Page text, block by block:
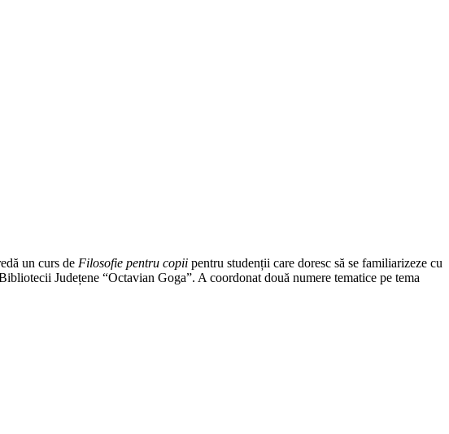
un curs de Filosofie pentru copii pentru studenții care doresc să se familiarizeze cu
Județene “Octavian Goga”. A coordonat două numere tematice pe tema